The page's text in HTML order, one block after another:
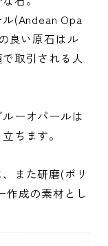
(Andean Opa
良い原石はル
取引される人
ーオパールは
ちます。
また研磨(ポリ
作成の素材とし